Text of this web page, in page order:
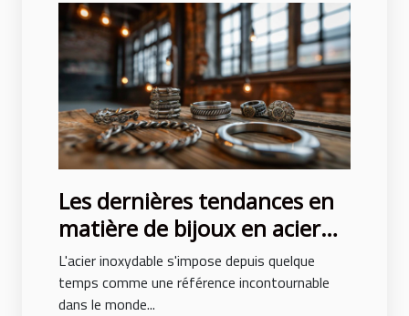
Les dernières tendances en
matière de bijoux en acier
inoxydable
L'acier inoxydable s'impose depuis quelque
temps comme une référence incontournable
dans le monde...